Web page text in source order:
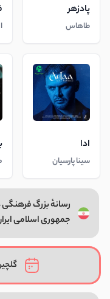
پادزهر
طاهاس
ادا
سینا پارسیان
رسانهٔ بزرگ
جمهوری اسلامی